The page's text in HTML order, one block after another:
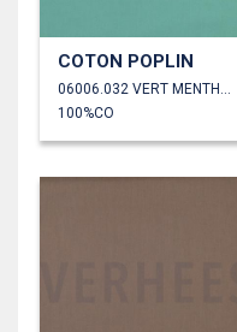
COTON POPLIN
100%CO